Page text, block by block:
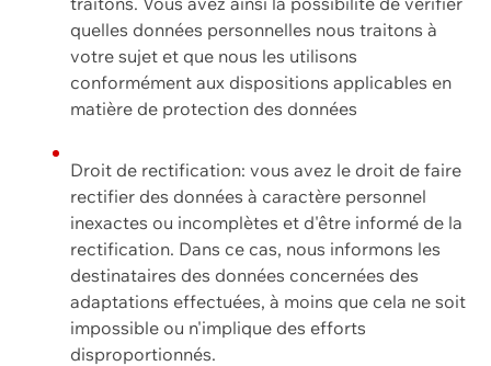
quelles données personnelles nous traitons à
votre sujet et que nous les utilisons
conformément aux dispositions applicables en
matière de protection des données
Droit de rectification: vous avez le droit de faire
rectifier des données à caractère personnel
inexactes ou incomplètes et d'être informé de la
rectification. Dans ce cas, nous informons les
destinataires des données concernées des
adaptations effectuées, à moins que cela ne soit
impossible ou n'implique des efforts
disproportionnés.